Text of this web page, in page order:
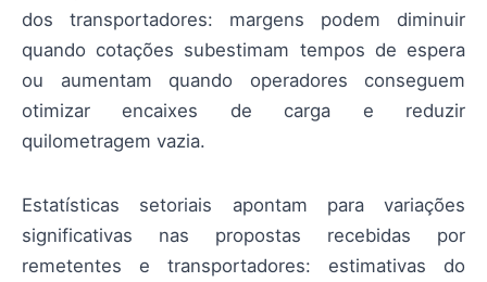
dos transportadores: margens podem diminuir
quando cotações subestimam tempos de espera
ou aumentam quando operadores conseguem
otimizar encaixes de carga e reduzir
quilometragem vazia.
Estatísticas setoriais apontam para variações
significativas nas propostas recebidas por
remetentes e transportadores: estimativas do